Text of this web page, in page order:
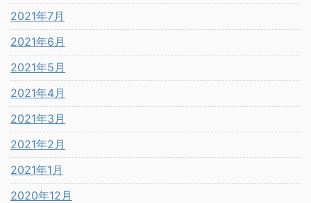
2021年7月
2021年6月
2021年5月
2021年4月
2021年3月
2021年2月
2021年1月
2020年12月